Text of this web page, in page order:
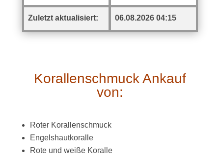
Zuletzt aktualisiert: 06.08.2026 04:15
Korallenschmuck Ankauf
von:
Roter Korallenschmuck
Engelshautkoralle
Rote und weiße Koralle